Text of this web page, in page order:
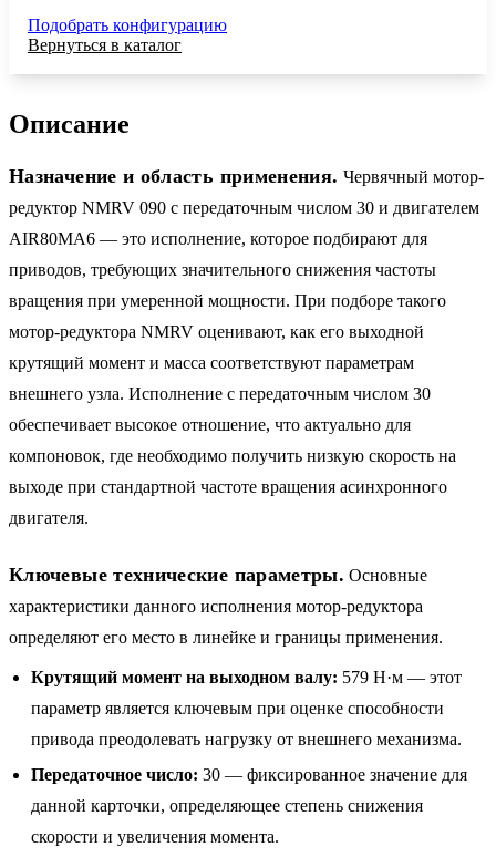
Подобрать конфигурацию
Вернуться в каталог
Описание
Назначение и область применения. Червячный мотор-
редуктор NMRV 090 с передаточным числом 30 и двигателем
AIR80MA6 — это исполнение, которое подбирают для
приводов, требующих значительного снижения частоты
вращения при умеренной мощности. При подборе такого
мотор-редуктора NMRV оценивают, как его выходной
крутящий момент и масса соответствуют параметрам
внешнего узла. Исполнение с передаточным числом 30
обеспечивает высокое отношение, что актуально для
компоновок, где необходимо получить низкую скорость на
выходе при стандартной частоте вращения асинхронного
двигателя.
Ключевые технические параметры. Основные
характеристики данного исполнения мотор-редуктора
определяют его место в линейке и границы применения.
Крутящий момент на выходном валу: 579 Н·м — этот
параметр является ключевым при оценке способности
привода преодолевать нагрузку от внешнего механизма.
Передаточное число: 30 — фиксированное значение для
данной карточки, определяющее степень снижения
скорости и увеличения момента.